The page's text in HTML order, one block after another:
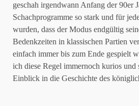
geschah irgendwann Anfang der 90er
Schachprogramme so stark und für
wurden, dass der Modus endgültig
Bedenkzeiten in klassischen Partien
einfach immer bis zum Ende gespielt
ich diese Regel immernoch kurios und
Einblick in die Geschichte des